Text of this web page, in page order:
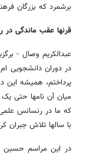
برشمرد که بزرگان
قرنها عقب ماندگی در
عبدالکریم وصال -
در دوران دانشجویی
پرداختم، همیشه این
میان آن نامها حتی
که ما در رنسانس
با سالها تلاش جبران
در این مراسم حسین